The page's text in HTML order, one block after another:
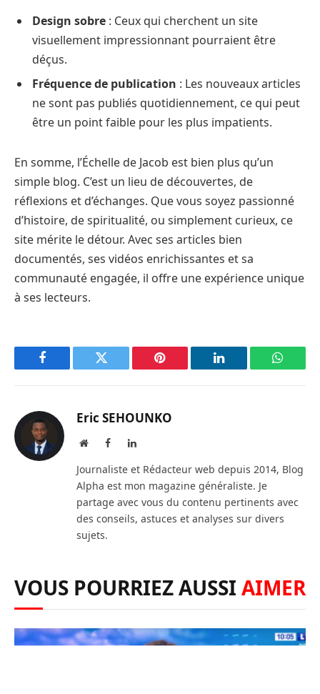
Design sobre : Ceux qui cherchent un site
visuellement impressionnant pourraient être
déçus.
Fréquence de publication : Les nouveaux articles
ne sont pas publiés quotidiennement, ce qui peut
être un point faible pour les plus impatients.
En somme, l’Échelle de Jacob est bien plus qu’un
simple blog. C’est un lieu de découvertes, de
réflexions et d’échanges. Que vous soyez passionné
d’histoire, de spiritualité, ou simplement curieux, ce
site mérite le détour. Avec ses articles bien
documentés, ses vidéos enrichissantes et sa
communauté engagée, il offre une expérience unique
à ses lecteurs.
Facebook Twitter Pinterest LinkedIn
Eric SEHOUNKO
WebsiteFacebookLinkedIn
Journaliste et Rédacteur web depuis 2014, Blog
Alpha est mon magazine généraliste. Je
partage avec vous du contenu pertinents avec
des conseils, astuces et analyses sur divers
sujets.
VOUS POURRIEZ AUSSI AIMER